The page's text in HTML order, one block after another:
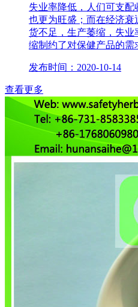
失业率降低，人们可支
也更为旺盛；而在经济
货不足，生产萎缩，失
缩制约了对保健产品的需
发布时间：2020-10-14
查看更多